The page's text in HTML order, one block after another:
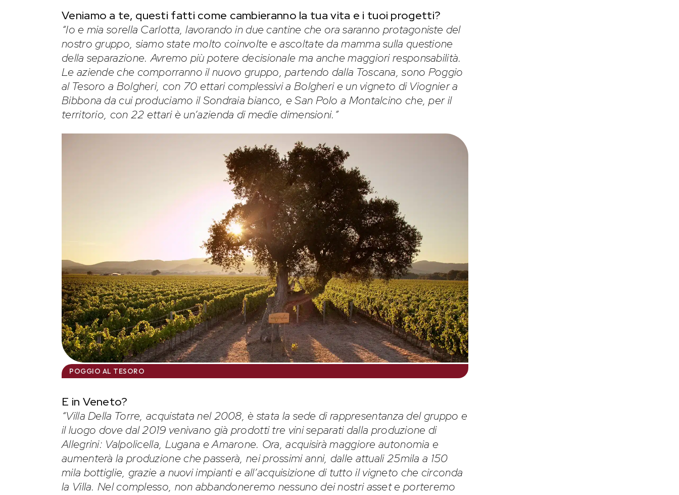
Veniamo a te, questi fatti come cambieranno la tua vita e i tuoi progetti?
“Io e mia sorella Carlotta, lavorando in due cantine che ora saranno protagoniste del
nostro gruppo, siamo state molto coinvolte e ascoltate da mamma sulla questione
della separazione. Avremo più potere decisionale ma anche maggiori responsabilità.
Le aziende che comporranno il nuovo gruppo, partendo dalla Toscana, sono Poggio
al Tesoro a Bolgheri, con 70 ettari complessivi a Bolgheri e un vigneto di Viognier a
Bibbona da cui produciamo il Sondraia bianco, e San Polo a Montalcino che, per il
territorio, con 22 ettari è un’azienda di medie dimensioni.”
POGGIO AL TESORO
E in Veneto?
“Villa Della Torre, acquistata nel 2008, è stata la sede di rappresentanza del gruppo e
il luogo dove dal 2019 venivano già prodotti tre vini separati dalla produzione di
Allegrini: Valpolicella, Lugana e Amarone. Ora, acquisirà maggiore autonomia e
aumenterà la produzione che passerà, nei prossimi anni, dalle attuali 25mila a 150
mila bottiglie, grazie a nuovi impianti e all’acquisizione di tutto il vigneto che circonda
la Villa. Nel complesso, non abbandoneremo nessuno dei nostri asset e porteremo